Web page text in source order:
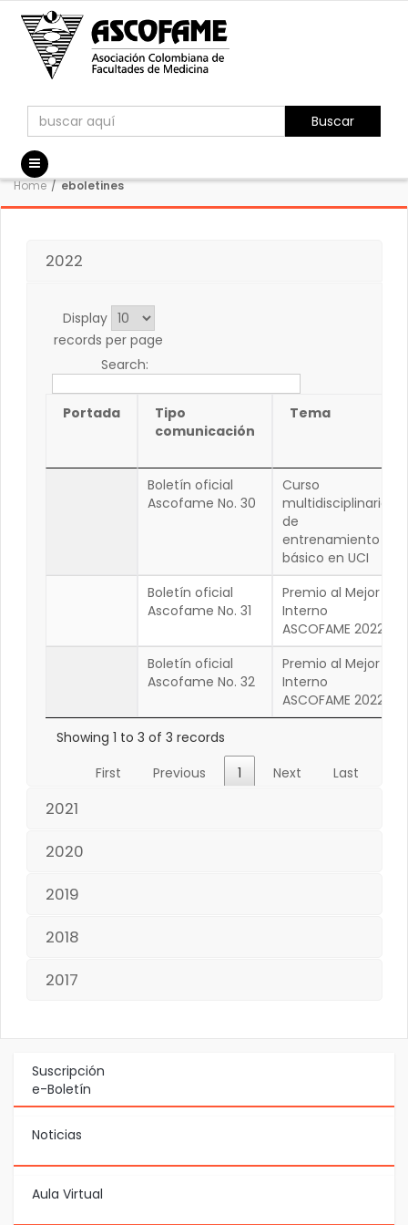
Buscar
Home / eboletines
2022
Display
records per page
Search:
Portada
Tipo
comunicación
Tema
Boletín oficial
Ascofame No. 30
Curso
multidisciplinario
de
entrenamiento
básico en UCI
Boletín oficial
Ascofame No. 31
Premio al Mejor
Interno
ASCOFAME 2022
Boletín oficial
Ascofame No. 32
Premio al Mejor
Interno
ASCOFAME 2022
Showing 1 to 3 of 3 records
First
Previous 1 Next Last
2021
2020
2019
2018
2017
Suscripción
e-Boletín
Noticias
Aula Virtual